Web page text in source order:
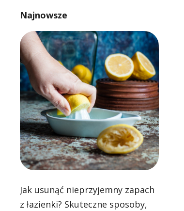
Najnowsze
Jak usunąć nieprzyjemny zapach
z łazienki? Skuteczne sposoby,